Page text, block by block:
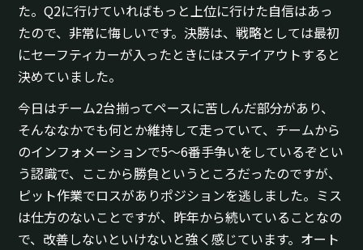
た。Q2に行けていればもっと上位に行けた自信はあっ
たので、非常に悔しいです。決勝は、戦略としては最初
にセーフティカーが入ったときにはステイアウトすると
決めていました。
今日はチーム2台揃ってペースに苦しんだ部分があり、
そんななかでも何とか維持して走っていて、チームから
のインフォメーションで5～6番手争いをしているぞとい
う認識で、ここから勝負というところだったのですが、
ピット作業でロスがありポジションを逃しました。ミス
は仕方のないことですが、昨年から続いていることなの
で、改善しないといけないと強く感じています。オート